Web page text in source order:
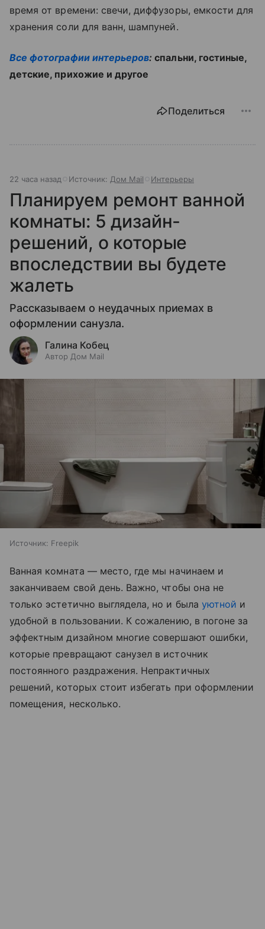
время от времени: свечи, диффузоры, емкости для
хранения соли для ванн, шампуней.
Все фотографии интерьеров:спальни, гостиные,
детские, прихожие и другое
Поделиться
22 часа назад Источник: Дом Mail Интерьеры
Планируем ремонт ванной
комнаты: 5 дизайн-
решений, о которые
впоследствии вы будете
жалеть
Рассказываем о неудачных приемах в
оформлении санузла.
Галина Кобец
Автор Дом Mail
Источник: Freepik
Ванная комната — место, где мы начинаем и
заканчиваем свой день. Важно, чтобы она не
только эстетично выглядела, но и была уютной и
удобной в пользовании. К сожалению, в погоне за
эффектным дизайном многие совершают ошибки,
которые превращают санузел в источник
постоянного раздражения. Непрактичных
решений, которых стоит избегать при оформлении
помещения, несколько.